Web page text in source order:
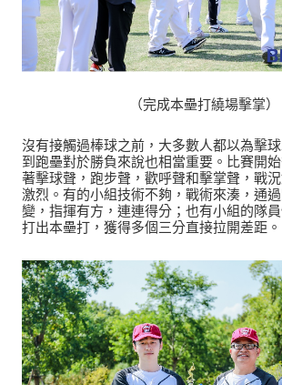
（完成本壘打繞場擊掌）
沒有接觸過棒球之前，大多數人都以為擊
到跑壘對於勝負來說也相當重要。比賽開
著擊球聲，跑步聲，歡呼聲和擊掌聲，戰
激烈。有的小組技術不夠，戰術來湊，通
變，指揮有方，連連得分；也有小組的隊
打出本壘打，獲得多個三分直接拉開差距。